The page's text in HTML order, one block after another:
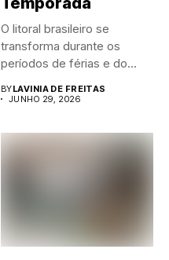
O litoral brasileiro se
transforma durante os
períodos de férias e do...
BYLAVINIA DE FREITAS
JUNHO 29, 2026